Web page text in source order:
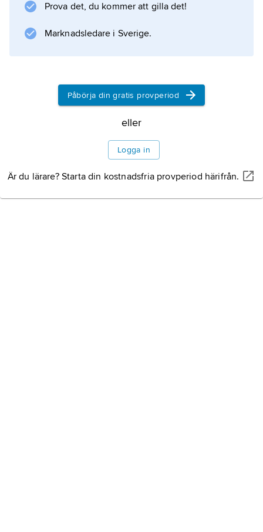
Information om artikeln
Prova det, du kommer att gilla det!
Marknadsledare i Sverige.
Påbörja din gratis provperiod
eller
Logga in
Är du lärare? Starta din kostnadsfria provperiod härifrån.